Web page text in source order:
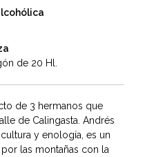
de 20 Hl.
de 3 hermanos que
de Calingasta. Andrés
y enología, es un
las montañas con la